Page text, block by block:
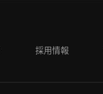
採用情報